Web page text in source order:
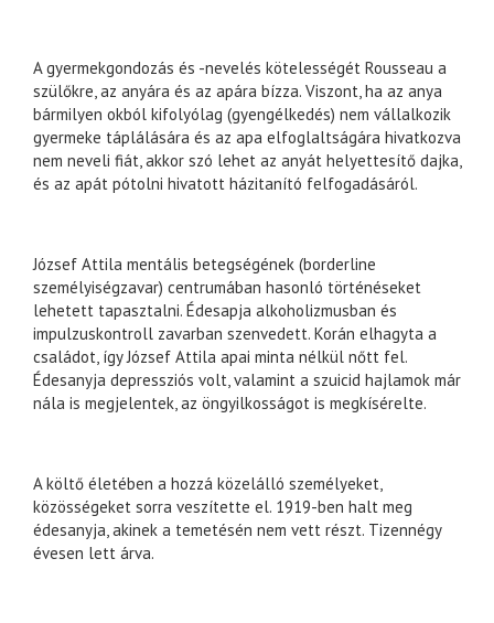
A gyermekgondozás és -nevelés kötelességét Rousseau a
szülőkre, az anyára és az apára bízza. Viszont, ha az anya
bármilyen okból kifolyólag (gyengélkedés) nem vállalkozik
gyermeke táplálására és az apa elfoglaltságára hivatkozva
nem neveli fiát, akkor szó lehet az anyát helyettesítő dajka,
és az apát pótolni hivatott házitanító felfogadásáról.
József Attila mentális betegségének (borderline
személyiségzavar) centrumában hasonló történéseket
lehetett tapasztalni. Édesapja alkoholizmusban és
impulzuskontroll zavarban szenvedett. Korán elhagyta a
családot, így József Attila apai minta nélkül nőtt fel.
Édesanyja depressziós volt, valamint a szuicid hajlamok már
nála is megjelentek, az öngyilkosságot is megkísérelte.
A költő életében a hozzá közelálló személyeket,
közösségeket sorra veszítette el. 1919-ben halt meg
édesanyja, akinek a temetésén nem vett részt. Tizennégy
évesen lett árva.